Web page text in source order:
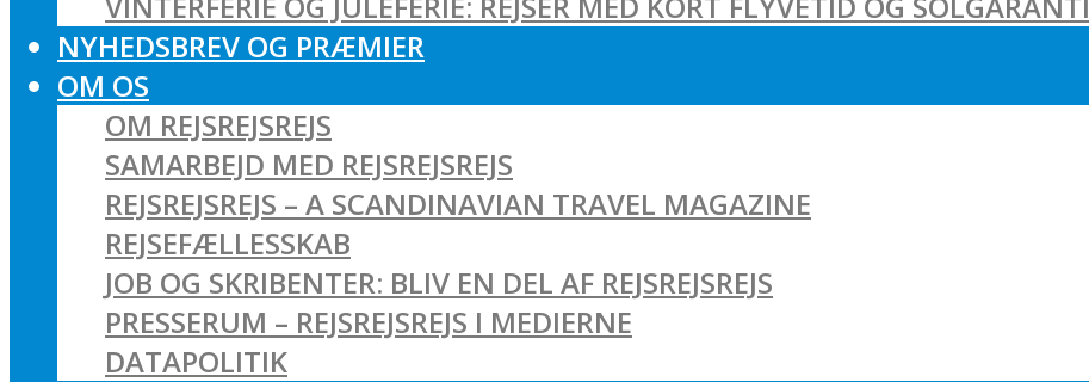
NYHEDSBREV OG PRÆMIER
OM OS
OM REJSREJSREJS
SAMARBEJD MED REJSREJSREJS
REJSREJSREJS – A SCANDINAVIAN TRAVEL MAGAZINE
REJSEFÆLLESSKAB
JOB OG SKRIBENTER: BLIV EN DEL AF REJSREJSREJS
PRESSERUM – REJSREJSREJS I MEDIERNE
DATAPOLITIK